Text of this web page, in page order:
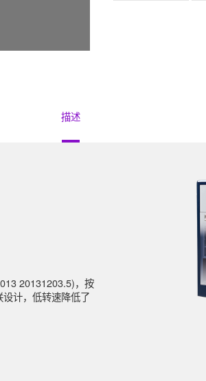
描述
20131203.5)，按
计，低转速降低了